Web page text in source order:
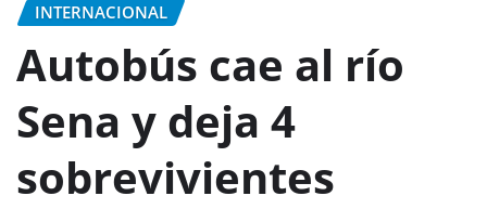
INTERNACIONAL
Autobús cae al río
Sena y deja 4
sobrevivientes